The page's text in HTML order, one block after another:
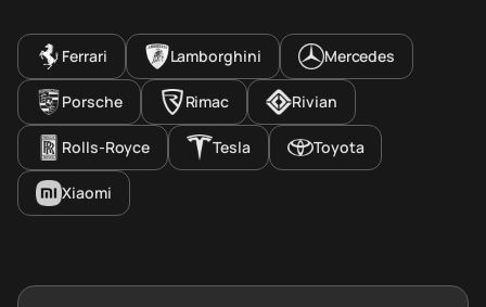
Ferrari Lamborghini Mercedes
Porsche Rimac Rivian
Rolls-Royce Tesla Toyota
Xiaomi